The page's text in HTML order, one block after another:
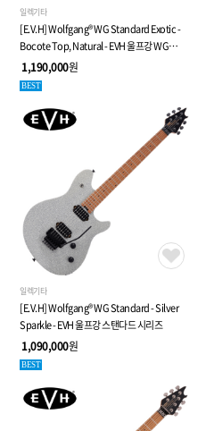
일렉기타
[E.V.H] Wolfgang® WG Standard Exotic -
Bocote Top, Natural - EVH 울프강 WG
스탠다드 시리즈
1,190,000원
BEST
일렉기타
[E.V.H] Wolfgang® WG Standard - Silver
Sparkle - EVH 울프강 스탠다드 시리즈
1,090,000원
BEST